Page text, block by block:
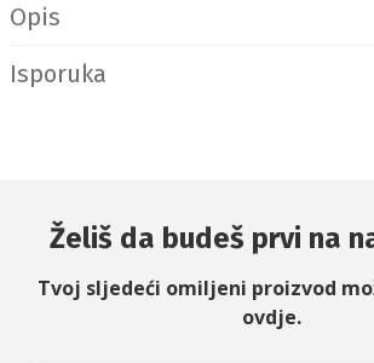
Opis
Isporuka
Želiš da budeš prvi na
Tvoj sljedeći omiljeni proizvod
ovdje.